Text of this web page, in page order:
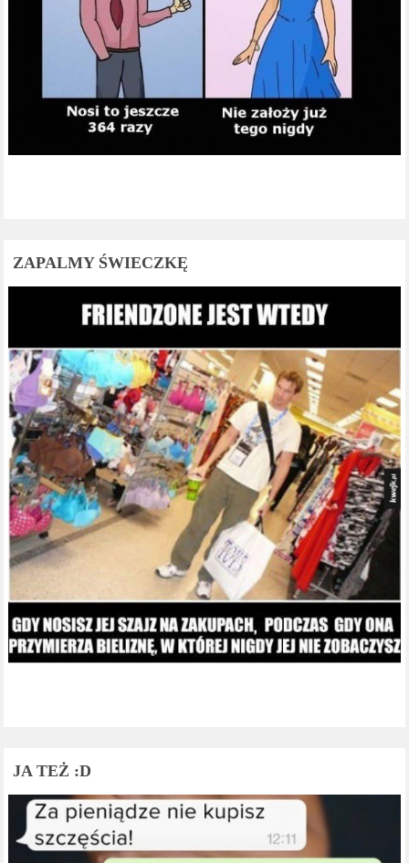
ZAPALMY ŚWIECZKĘ
JA TEŻ :D